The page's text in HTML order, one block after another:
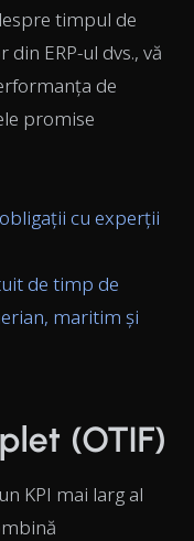
timpul de
ERP-ul dvs., vă
de
promise
cu experții
de timp de
maritim și
(OTIF)
KPI mai larg al